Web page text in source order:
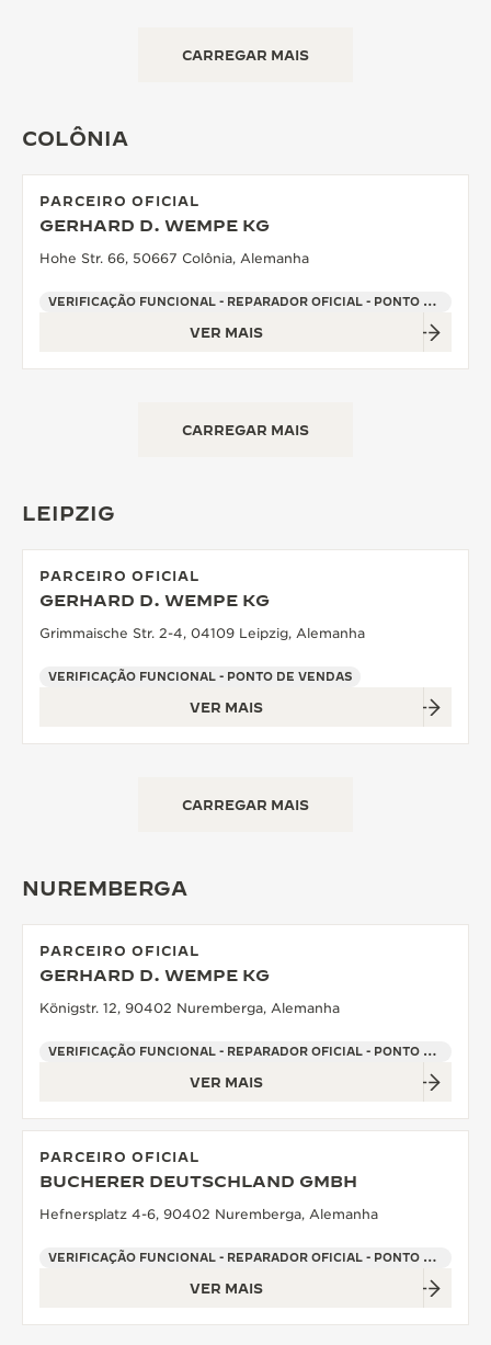
CARREGAR MAIS
COLÔNIA
PARCEIRO OFICIAL
GERHARD D. WEMPE KG
Hohe Str. 66, 50667 Colônia, Alemanha
VERIFICAÇÃO FUNCIONAL - REPARADOR OFICIAL - PONTO DE VENDAS
VER MAIS
CARREGAR MAIS
LEIPZIG
PARCEIRO OFICIAL
GERHARD D. WEMPE KG
Grimmaische Str. 2-4, 04109 Leipzig, Alemanha
VERIFICAÇÃO FUNCIONAL - PONTO DE VENDAS
VER MAIS
CARREGAR MAIS
NUREMBERGA
PARCEIRO OFICIAL
GERHARD D. WEMPE KG
Königstr. 12, 90402 Nuremberga, Alemanha
VERIFICAÇÃO FUNCIONAL - REPARADOR OFICIAL - PONTO DE VENDAS
VER MAIS
PARCEIRO OFICIAL
BUCHERER DEUTSCHLAND GMBH
Hefnersplatz 4-6, 90402 Nuremberga, Alemanha
VERIFICAÇÃO FUNCIONAL - REPARADOR OFICIAL - PONTO DE VENDAS
VER MAIS